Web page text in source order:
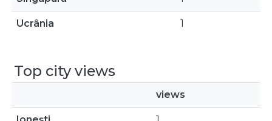
Ucrânia 1
Top city views
views